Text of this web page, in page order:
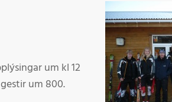
um kl 12
um 800.